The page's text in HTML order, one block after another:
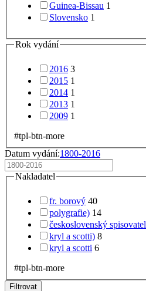
Guinea-Bissau 1
Slovensko 1
Rok vydání
2016 3
2015 1
2014 1
2013 1
2009 1
#tpl-btn-more
Datum vydání:1800-2016
Nakladatel
fr. borový 40
polygrafie) 14
československý spisovatel
kryl a scotti) 8
kryl a scotti 6
#tpl-btn-more
Filtrovat